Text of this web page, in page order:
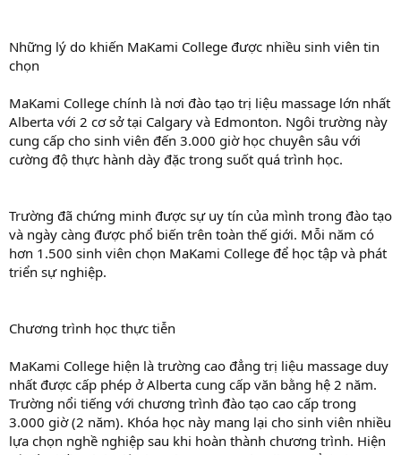
Những lý do khiến MaKami College được nhiều sinh viên tin
chọn
MaKami College chính là nơi đào tạo trị liệu massage lớn nhất
Alberta với 2 cơ sở tại Calgary và Edmonton. Ngôi trường này
cung cấp cho sinh viên đến 3.000 giờ học chuyên sâu với
cường độ thực hành dày đặc trong suốt quá trình học.
Trường đã chứng minh được sự uy tín của mình trong đào tạo
và ngày càng được phổ biến trên toàn thế giới. Mỗi năm có
hơn 1.500 sinh viên chọn MaKami College để học tập và phát
triển sự nghiệp.
Chương trình học thực tiễn
MaKami College hiện là trường cao đẳng trị liệu massage duy
nhất được cấp phép ở Alberta cung cấp văn bằng hệ 2 năm.
Trường nổi tiếng với chương trình đào tạo cao cấp trong
3.000 giờ (2 năm). Khóa học này mang lại cho sinh viên nhiều
lựa chọn nghề nghiệp sau khi hoàn thành chương trình. Hiện